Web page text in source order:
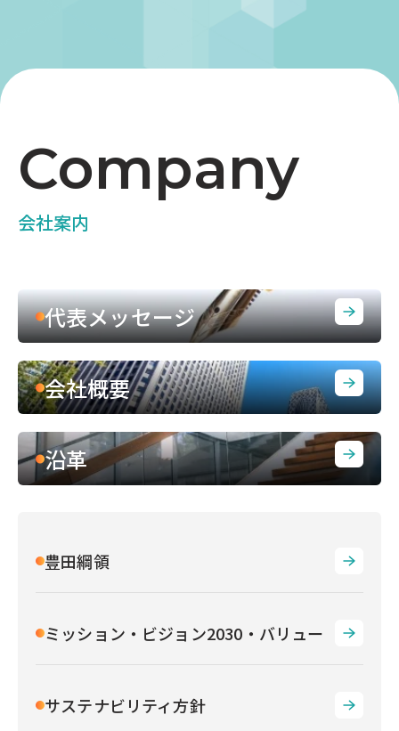
Company
会社案内
代表メッセージ
会社概要
沿革
豊田綱領
ミッション・ビジョン2030・バリュー
サステナビリティ方針